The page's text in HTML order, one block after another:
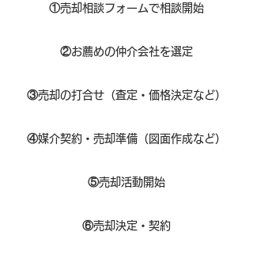
①​売却相談フォームで相談開始
②お薦めの仲介会社を選定
③売却の打合せ（査定・価格決定など）
④媒介契約・売却準備（図面作成など）
⑤売却活動開始
⑥売却決定・契約